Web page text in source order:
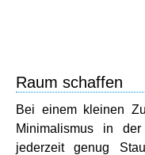
Raum schaffen
Bei einem kleinen
Minimalismus in
jederzeit genug